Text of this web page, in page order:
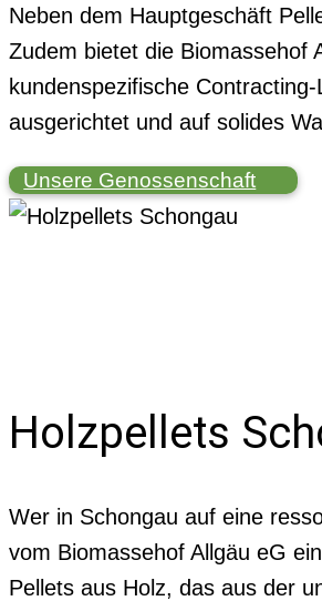
Neben dem Hauptgeschäft
Zudem bietet die Biomassehof
kundenspezifische
ausgerichtet und auf solides
Unsere Genossenschaft
Holzpellets
Wer in Schongau auf eine
vom Biomassehof Allgäu eG
Pellets aus Holz, das aus der